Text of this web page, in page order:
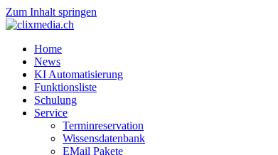
Zum Inhalt springen
Home
News
KI Automatisierung
Funktionsliste
Schulung
Service
Terminreservation
Wissensdatenbank
EMail Pakete